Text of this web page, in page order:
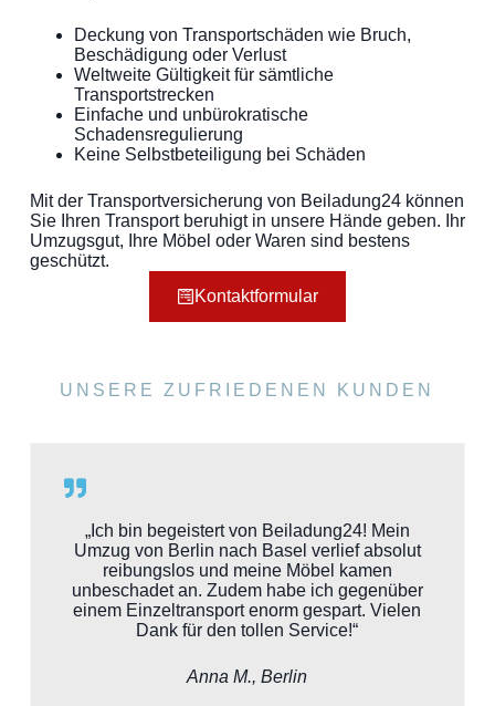
Deckung von Transportschäden wie Bruch,
Beschädigung oder Verlust
Weltweite Gültigkeit für sämtliche
Transportstrecken
Einfache und unbürokratische
Schadensregulierung
Keine Selbstbeteiligung bei Schäden
Mit der Transportversicherung von Beiladung24 können
Sie Ihren Transport beruhigt in unsere Hände geben. Ihr
Umzugsgut, Ihre Möbel oder Waren sind bestens
geschützt.
Kontaktformular
UNSERE ZUFRIEDENEN KUNDEN
„Ich bin begeistert von Beiladung24! Mein
Umzug von Berlin nach Basel verlief absolut
reibungslos und meine Möbel kamen
unbeschadet an. Zudem habe ich gegenüber
einem Einzeltransport enorm gespart. Vielen
Dank für den tollen Service!“
Anna M., Berlin